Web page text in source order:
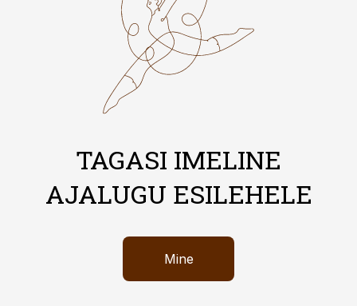
TAGASI IMELINE
AJALUGU ESILEHELE
Mine